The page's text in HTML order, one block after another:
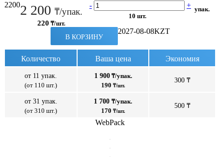
22002 200 ₸/упак.
220 ₸/шт.
- +
10 шт.
упак.
В КОРЗИНУ
2027-08-08KZT
Количество Ваша цена Экономия
от 11 упак.
(от 110 шт.)
1 900₸/упак.
190 ₸/шт.
300 ₸
от 31 упак.
(от 310 шт.)
1 700 ₸/упак.
170 ₸/шт.
500 ₸
WebPack